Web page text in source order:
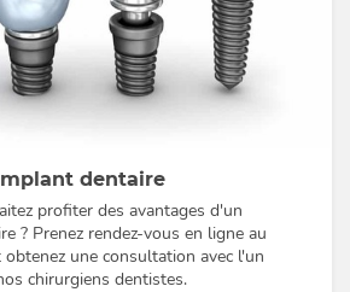
dentaire
profiter des avantages d'un
? Prenez rendez-vous en ligne au
une consultation avec l'un
chirurgiens dentistes.